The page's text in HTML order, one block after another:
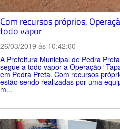
Com recursos próprios,
todo vapor
26/03/2019 ás 10:42:00
A Prefeitura Municipal de Pedra
segue a todo vapor a Operação
em Pedra Preta. Com recursos
estão sendo realizadas por uma
m...